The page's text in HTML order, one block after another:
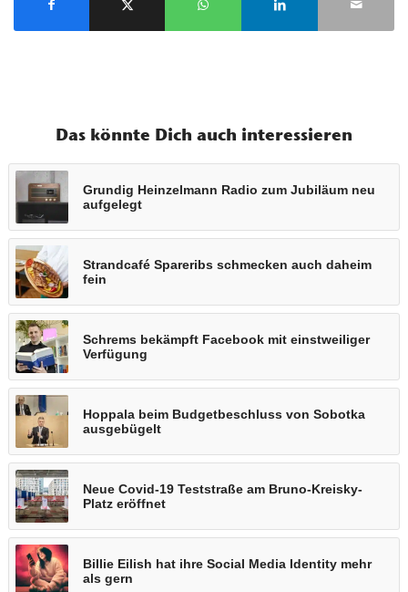
Das könnte Dich auch interessieren
Grundig Heinzelmann Radio zum Jubiläum neu
aufgelegt
Strandcafé Spareribs schmecken auch daheim
fein
Schrems bekämpft Facebook mit einstweiliger
Verfügung
Hoppala beim Budgetbeschluss von Sobotka
ausgebügelt
Neue Covid-19 Teststraße am Bruno-Kreisky-
Platz eröffnet
Billie Eilish hat ihre Social Media Identity mehr
als gern